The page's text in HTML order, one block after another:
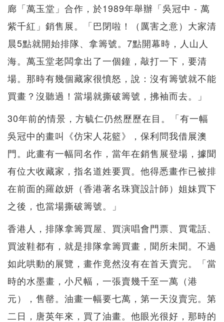
廊「萬玉堂」合作，於1989年舉辦「吳冠中 - 萬
紫千紅」銷售展。「巴閉啦！（厲害之意）大家清
晨5點就開始排隊、拿籌號。7點開幕時，人山人
海。萬玉堂老闆拿出了一個鐘，敲打一下，要清
場。那時有幾個藏家很憤怒，說：沒有籌號就不能
買畫？沒聽過！當場就撕破籌號，拂袖而去。」
30年前的情景，方毓仁仍然歷歷在目。「有一幅
吳冠中的畫叫《仿宋人花籃》，保利問我借展澳
門。此畫有一幅同名作，當年在銷售展登場，據聞
有位大收藏家，指名道姓要買。他得悉畫作已被排
在前面的羅啟妍（香港著名珠寶設計師）姐妹買下
之後，也當場撕破籌號。」
香港人，排隊拿籌買屋、買演唱會門票、買電話、
買波鞋都有，就是排隊拿籌買畫，聞所未聞。不過
如此哄動的展覽，畫作竟然沒有在首天賣完。「當
時的水墨畫，小尺幅，一張賣幾千至一萬（港
元），售罄。油畫一幅要七萬，第一天沒賣完。第
二日，唐英年來，買了油畫。他眼光很好，那時的